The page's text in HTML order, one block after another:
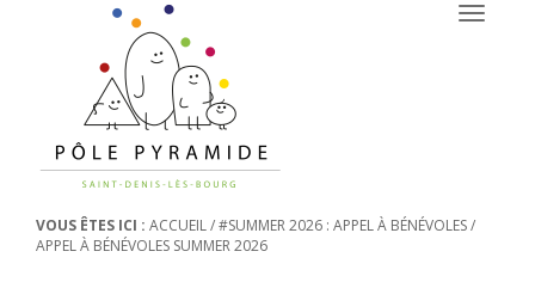
Toggle
VOUS ÊTES ICI : ACCUEIL/#SUMMER 2026 : APPEL À BÉNÉVOLES/
APPEL À BÉNÉVOLES SUMMER 2026